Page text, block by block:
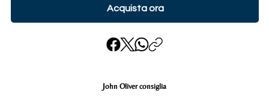
Acquista ora
John Oliver consiglia